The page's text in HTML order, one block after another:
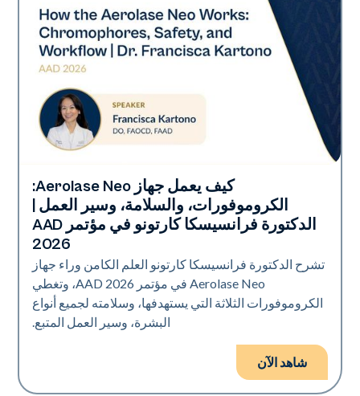
كيف يعمل جهاز Aerolase Neo:
الكروموفورات، والسلامة، وسير العمل |
الدكتورة فرانسيسكا كارتونو في مؤتمر AAD
2026
تشرح الدكتورة فرانسيسكا كارتونو العلم الكامن وراء جهاز
Aerolase Neo في مؤتمر AAD 2026، وتغطي
الكروموفورات الثلاثة التي يستهدفها، وسلامته لجميع أنواع
البشرة، وسير العمل المتبع.
شاهد الآن